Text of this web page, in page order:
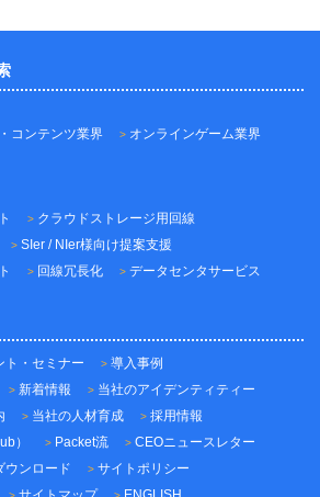
コンテンツ業界
オンラインゲーム業界
クラウドストレージ用回線
SIer / NIer様向け提案支援
回線冗長化 データセンタサービス
ト・セミナー
導入事例
新着情報
当社のアイデンティティー
当社の人材育成
採用情報
）
Packet流
CEOニュースレター
ウンロード
サイトポリシー